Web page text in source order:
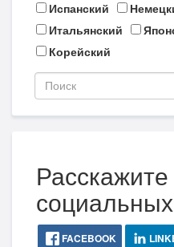
Испанский
Итальянский
Корейский
Расскажите
FACEBOOK